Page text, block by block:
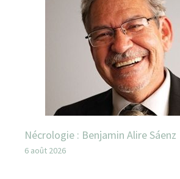
Nécrologie : Benjamin Alire Sáenz
6 août 2026